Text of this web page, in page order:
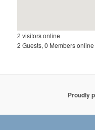
2 visitors online
2 Guests, 0 Members online
Proudly